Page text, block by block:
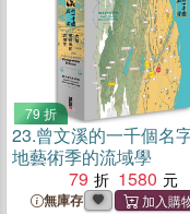
79 折
23.曾文溪的一千個名
地藝術季的流域學
79
1580
無庫存